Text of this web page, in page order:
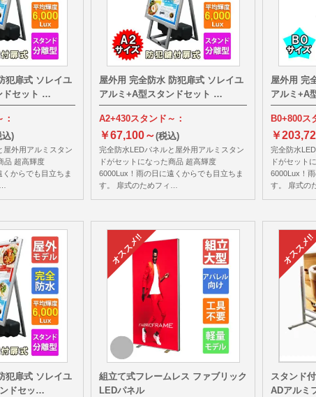
犯扉式 ソレイユ
ドセット …
込)
屋外用アルミスタン
品 超高輝度
からでも目立ちま
屋外用 完全防水 防犯扉式 ソレイユ
アルミ+A型スタンドセット …
A2+430スタンド～：
￥67,100～(税込)
完全防水LEDパネルと屋外用アルミスタン
ドがセットになった商品 超高輝度
6000Lux！雨の日に遠くからでも目立ちま
す。 扉式のためフィ…
屋外用 完
アルミ+A
B0+800ス
￥
完全防水
ドがセット
6000Lux！
す。 扉式の
犯扉式 ソレイユ
ドセッ…
組立て式フレームレス ファブリック
LEDパネル
スタンド
ADアルミ